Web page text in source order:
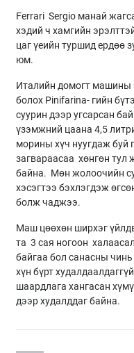
Ferrari Sergio манай
хэдий ч хамгийн
цаг үеийн туршид ердөө
юм.
Италийн домогт машины
болох Pinifarina- гийн
суурин дээр угсарсан
үзэмжний цаана 4,5
морины хүч нуугдаж буй
загвараасаа хөнгөн тул
байна. Мөн жолоочийн
хэсэгтээ бэхлэгдэж
болж чаджээ.
Маш цөөхөн ширхэг
та 3 сая ногоон
байгаа бол санасны
хүн бүрт
шаардлага хангасан
дээр худалддаг байна.